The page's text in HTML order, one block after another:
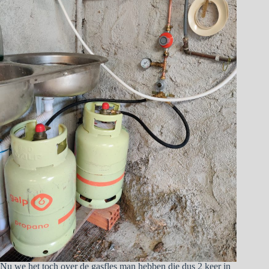
Nu we het toch over de gasfles man hebben die dus 2 keer in